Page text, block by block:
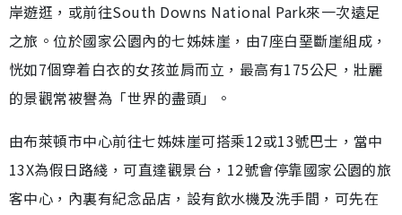
岸遊逛，或前往South Downs National Park來一次遠足
之旅。位於國家公園內的七姊妹崖，由7座白堊斷崖組成，
恍如7個穿着白衣的女孩並肩而立，最高有175公尺，壯麗
的景觀常被譽為「世界的盡頭」。
由布萊頓市中心前往七姊妹崖可搭乘12或13號巴士，當中
13X為假日路綫，可直達觀景台，12號會停靠國家公園的旅
客中心，內裏有紀念品店，設有飲水機及洗手間，可先在